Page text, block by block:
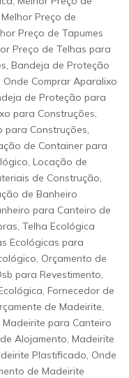
Preço de
Preço de Tapumes
Preço de Telhas para
Bandeja de Proteção
Comprar Aparalixo
de Proteção para
para Construções,
para Construções,
de Container para
Locação de
de Construção,
de Banheiro
para Canteiro de
Telha Ecológica
Ecológicas para
Orçamento de
para Revestimento,
Fornecedor de
de Madeirite,
para Canteiro
Alojamento, Madeirite
Plastificado, Onde
de Madeirite